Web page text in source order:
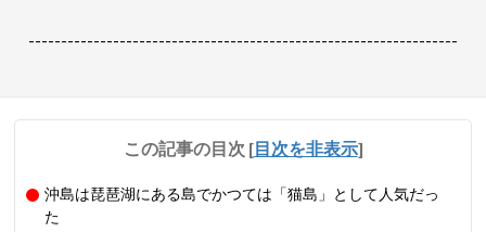
------------------------------------------------------------------
この記事の目次 [目次を非表示]
沖島は琵琶湖にある島でかつては「猫島」として人気だっ
た